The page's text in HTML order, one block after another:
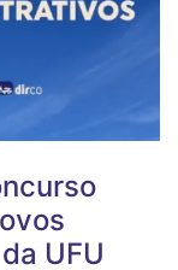
UFU